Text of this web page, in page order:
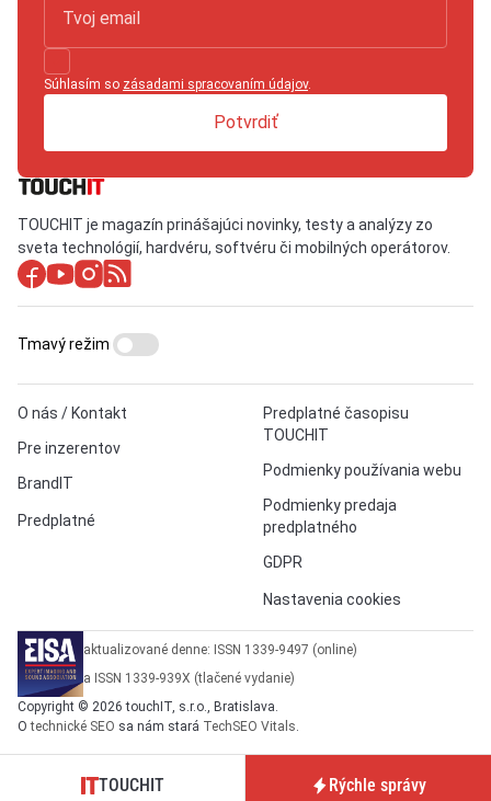
Súhlasím so zásadami spracovaním údajov.
Potvrdiť
TOUCHIT je magazín prinášajúci novinky, testy a analýzy zo
sveta technológií, hardvéru, softvéru či mobilných operátorov.
O nás / Kontakt
Pre inzerentov
BrandIT
Predplatné
Predplatné časopisu
TOUCHIT
Podmienky používania webu
Podmienky predaja
predplatného
GDPR
Nastavenia cookies
Tmavý režim
aktualizované denne: ISSN 1339-9497 (online)
a ISSN 1339-939X (tlačené vydanie)
Copyright © 2026 touchIT, s.r.o., Bratislava.
Otechnické SEO sa nám stará TechSEO Vitals.
TOUCHIT Rýchle správy